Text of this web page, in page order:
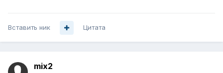
Вставить ник Цитата
mix2